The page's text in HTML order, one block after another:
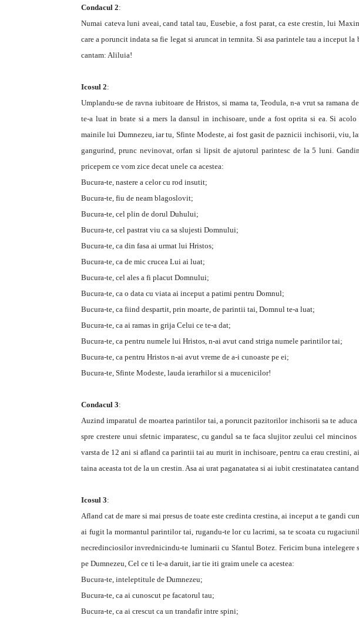
Condacul 2:
Numai cateva luni aveai, cand tatal tau, Eusebie, a fost parat, ca este crestin, lui
care a poruncit indata sa fie legat si aruncat in temnita. Si asa parintele tau a inceput
cantam: Aliluia!
Icosul 2:
Umplandu-se de ravna iubitoare de Hristos, si mama ta, Teodula, n-a vrut sa ramana
te-a luat in brate si a mers la dansul in inchisoare, unde a fost oprita si ea. Si
mainile lui Dumnezeu, iar tu, Sfinte Modeste, ai fost gasit de paznicii inchisorii, viu,
gangurind, prunc nevinovat, orfan si lipsit de ajutorul parintesc de la 5 luni.
pricepem ce vom zice decat unele ca acestea:
Bucura-te, nastere a celor cu rod insutit;
Bucura-te, fiu de neam blagoslovit;
Bucura-te, cel plin de dorul Duhului;
Bucura-te, cel pastrat viu ca sa slujesti Domnului;
Bucura-te, ca din fasa ai urmat lui Hristos;
Bucura-te, ca de mic crucea Lui ai luat;
Bucura-te, cel ales a fi placut Domnului;
Bucura-te, ca o data cu viata ai inceput a patimi pentru Domnul;
Bucura-te, ca fiind despartit, prin moarte, de parintii tai, Domnul te-a luat;
Bucura-te, ca ai ramas in grija Celui ce te-a dat;
Bucura-te, ca pentru numele lui Hristos, n-ai avut cand striga numele parintilor tai;
Bucura-te, ca pentru Hristos n-ai avut vreme de a-i cunoaste pe ei;
Bucura-te, Sfinte Modeste, lauda ierarhilor si a mucenicilor!
Condacul 3:
Auzind imparatul de moartea parintilor tai, a poruncit pazitorilor inchisorii sa te aduca
spre crestere unui sfetnic imparatesc, cu gandul sa te faca slujitor zeului cel
varsta de 12 ani si afland ca parintii tai au murit in inchisoare, pentru ca erau crestini,
taina aceasta tot de la un crestin. Asa ai urat paganatatea si ai iubit crestinatatea
Icosul 3:
Afland cat de mare si mai presus de toate este credinta crestina, ai inceput a te gandi
ai fugit la mormantul parintilor tai, rugandu-te lor cu lacrimi, sa te scoata cu
necredinciosilor invrednicindu-te luminarii cu Sfantul Botez. Fericim buna intelegere
pe Dumnezeu, Cel ce ti le-a daruit, iar tie iti graim unele ca acestea:
Bucura-te, inteleptitule de Dumnezeu;
Bucura-te, ca ai cunoscut pe facatorul tau;
Bucura-te, ca ai crescut ca un trandafir intre spini;